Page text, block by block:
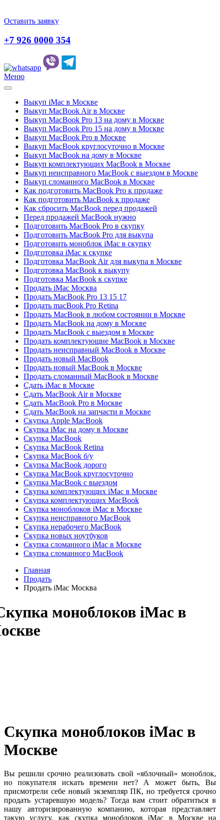
Оставить заявку
+7 926 0000 354
Меню
Выкуп iMac в Москве
Выкуп MacBook Air в Москве
Выкуп MacBook Pro 13 на дому в Москве
Выкуп MacBook Pro 15 на дому в Москве
Выкуп MacBook Pro в Москве
Выкуп MacBook круглосуточно в Москве
Выкуп MacBook на дому в Москве
Выкуп комплектующих MacBook в Москве
Выкуп неисправного MacBook с выездом в Москве
Выкуп сломанного MacBook в Москве
Как подготовить MacBook Pro к продаже
Как подготовить MacBook к продаже
Как сбросить MacBook перед продажей
Перед продажей MacBook нужно
Подготовить MacBook Pro в скупку
Подготовить MacBook Pro для выкупа
Подготовить моноблок iMac в скупку
Подготовка iMac к скупке
Подготовка MacBook Air для выкупа в Москве
Подготовка MacBook к выкупу
Подготовка MacBook к скупке
Продать iMac Москва
Продать MacBook Pro 13 15 17
Продать macBook Pro Retina
Продать MacBook в любом состоянии в Москве
Продать MacBook на дому в Москве
Продать MacBook с выездом в Москве
Продать комплектующие MacBook в Москве
Продать неисправный MacBook в Москве
Продать новый MacBook
Продать новый MacBook в Москве
Продать сломанный MacBook в Москве
Сдать iMac в Москве
Сдать MacBook Air в Москве
Сдать MacBook Pro в Москве
Сдать MacBook на запчасти в Москве
Скупка Apple MacBook
Скупка iMac на дому в Москве
Скупка MacBook
Скупка MacBook Retina
Скупка MacBook б/у
Скупка MacBook дорого
Скупка MacBook круглосуточно
Скупка MacBook с выездом
Скупка комплектующих iMac в Москве
Скупка комплектующих MacBook
Скупка моноблоков iMac в Москве
Скупка неисправного MacBook
Скупка нерабочего MacBook
Скупка новых ноутбуков
Скупка сломанного iMac в Москве
Скупка сломанного MacBook
Главная
Продать
Продать iMac Москва
Скупка моноблоков iMac в
Москве
Вы решили срочно реализовать свой «яблочный» моноблок,
но покупателя искать времени нет? А может быть, Вы
присмотрели себе новый экземпляр ПК, но требуется срочно
продать устаревшую модель? Тогда вам стоит обратиться в
нашу авторизированную компанию, которая представляет
такую услугу, как скупка моноблоков iMac в Москве на